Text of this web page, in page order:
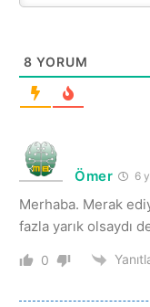
8 YORUM
Ömer 6
Merhaba. Merak
fazla yarık olsaydı
0